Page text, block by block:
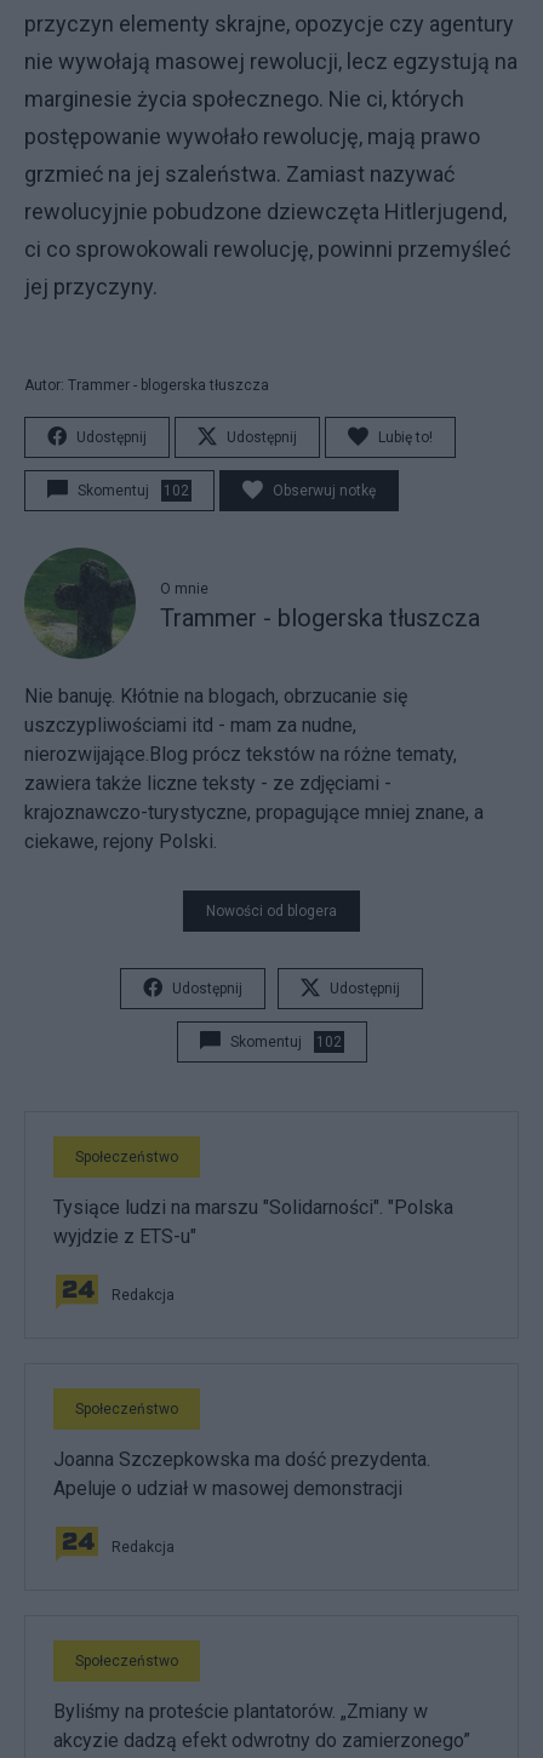
przyczyn elementy skrajne, opozycje czy agentury
nie wywołają masowej rewolucji, lecz egzystują na
marginesie życia społecznego. Nie ci, których
postępowanie wywołało rewolucję, mają prawo
grzmieć na jej szaleństwa. Zamiast nazywać
rewolucyjnie pobudzone dziewczęta Hitlerjugend,
ci co sprowokowali rewolucję, powinni przemyśleć
jej przyczyny.
Autor: Trammer - blogerska tłuszcza
Udostępnij Udostępnij Lubię to!
Skomentuj 102 Obserwuj notkę
O mnie
Trammer - blogerska tłuszcza
Nie banuję. Kłótnie na blogach, obrzucanie się
uszczypliwościami itd - mam za nudne,
nierozwijające.Blog prócz tekstów na różne tematy,
zawiera także liczne teksty - ze zdjęciami -
krajoznawczo-turystyczne, propagujące mniej znane, a
ciekawe, rejony Polski.
Nowości od blogera
Udostępnij Udostępnij
Skomentuj 102
Społeczeństwo
Tysiące ludzi na marszu "Solidarności". "Polska
wyjdzie z ETS-u"
Redakcja
Społeczeństwo
Joanna Szczepkowska ma dość prezydenta.
Apeluje o udział w masowej demonstracji
Redakcja
Społeczeństwo
Byliśmy na proteście plantatorów. „Zmiany w
akcyzie dadzą efekt odwrotny do zamierzonego”